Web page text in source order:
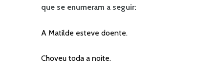
que se enumeram a seguir:
A Matilde esteve doente.
Choveu toda a noite.